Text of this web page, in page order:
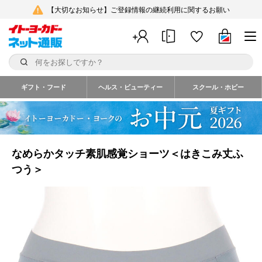
【大切なお知らせ】ご登録情報の継続利用に関するお願い
ギフト・フード ヘルス・ビューティー スクール・ホビー
なめらかタッチ素肌感覚ショーツ＜はきこみ丈ふ
つう＞